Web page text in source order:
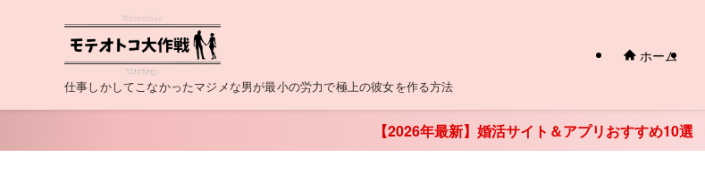
仕事しかしてこなかったマジメな男が最小の労力で極上の彼女を作る方法
ホーム
【2026年最新】婚活サイト＆アプリおすすめ10選